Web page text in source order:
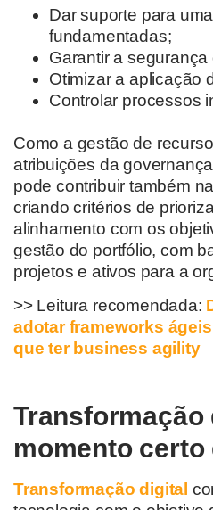
Dar suporte para
fundamentadas;
Garantir a
Otimizar a aplicação
Controlar processos
Como a gestão de
atribuições da
pode contribuir também
criando critérios de
alinhamento com os
gestão do portfólio, com
projetos e ativos para a
>> Leitura recomendada:
adotar frameworks
que ter business agility
momento
Transformação digital